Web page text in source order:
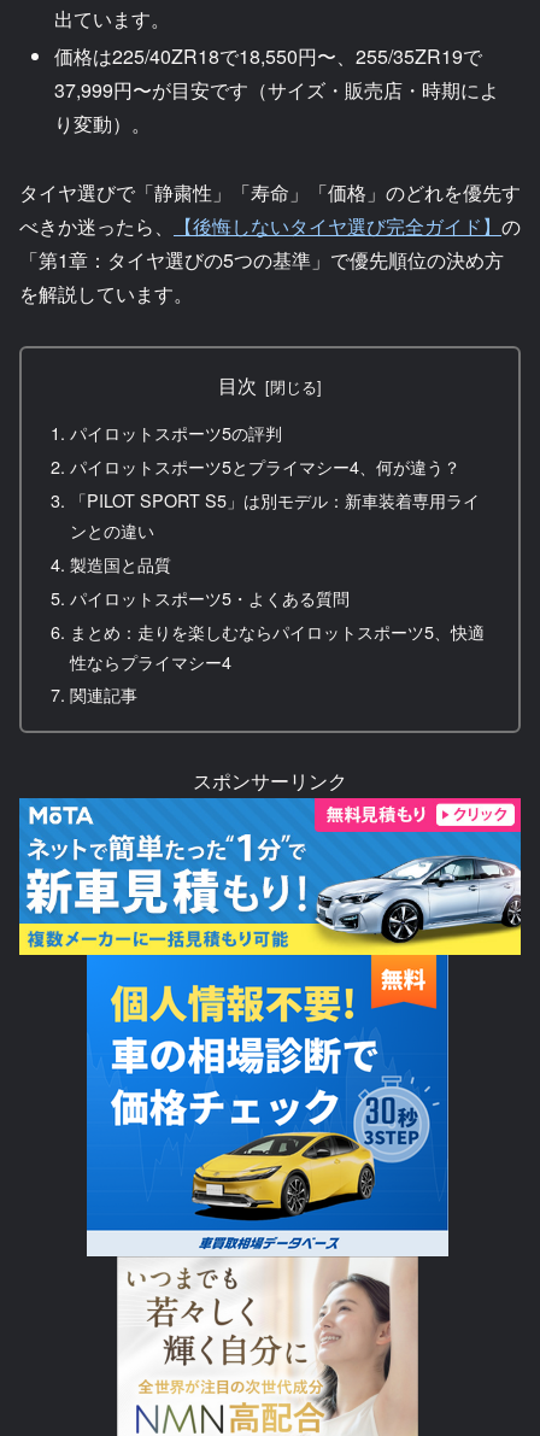
出ています。
価格は225/40ZR18で18,550円〜、255/35ZR19で
37,999円〜が目安です（サイズ・販売店・時期によ
り変動）。
タイヤ選びで「静粛性」「寿命」「価格」のどれを優先す
べきか迷ったら、
【後悔しないタイヤ選び完全ガイド】 の
「第1章：タイヤ選びの5つの基準」で優先順位の決め方
を解説しています。
目次
パイロットスポーツ5の評判
パイロットスポーツ5とプライマシー4、何が違う？
「PILOT SPORT S5」は別モデル：新車装着専用ライ
ンとの違い
製造国と品質
パイロットスポーツ5・よくある質問
まとめ：走りを楽しむならパイロットスポーツ5、快適
性ならプライマシー4
関連記事
スポンサーリンク